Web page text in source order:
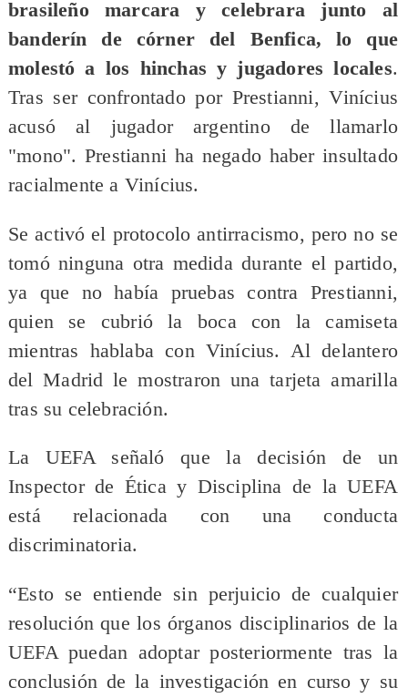
brasileño marcara y celebrara junto al
banderín de córner del Benfica, lo que
molestó a los hinchas y jugadores locales.
Tras ser confrontado por Prestianni, Vinícius
acusó al jugador argentino de llamarlo
"mono". Prestianni ha negado haber insultado
racialmente a Vinícius.
Se activó el protocolo antirracismo, pero no se
tomó ninguna otra medida durante el partido,
ya que no había pruebas contra Prestianni,
quien se cubrió la boca con la camiseta
mientras hablaba con Vinícius. Al delantero
del Madrid le mostraron una tarjeta amarilla
tras su celebración.
La UEFA señaló que la decisión de un
Inspector de Ética y Disciplina de la UEFA
está relacionada con una conducta
discriminatoria.
“Esto se entiende sin perjuicio de cualquier
resolución que los órganos disciplinarios de la
UEFA puedan adoptar posteriormente tras la
conclusión de la investigación en curso y su